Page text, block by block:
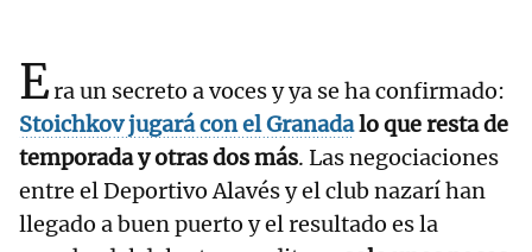
Era un secreto a voces y ya se ha confirmado:
Stoichkov jugará con el Granadalo que resta de
temporada y otras dos más. Las negociaciones
entre el Deportivo Alavés y el club nazarí han
llegado a buen puerto y el resultado es la